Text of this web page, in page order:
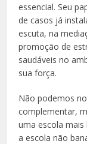
essencial. Seu
de casos já
escuta, na
promoção de
saudáveis no
sua força.
Não podemos
complementar,
uma escola mais
a escola não